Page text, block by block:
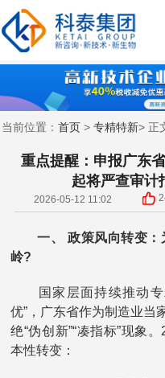
当前位置： 首页 > 专精特新> 正
重点提醒：申报广东
起将严查审计
2026-05-12 11:02
一、 政策风向转变：
岭?
国家层面持续推动专
优”，广东省作为制造业当
绝“伪创新”“凑指标”现象
本性转变：